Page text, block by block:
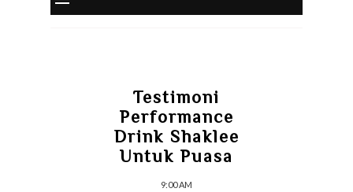
Testimoni
Performance
Drink Shaklee
Untuk Puasa
9:00 AM